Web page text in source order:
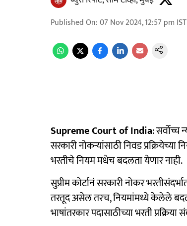
Published On:07 Nov 2024, 12:57 pm IST
Supreme Court of India: सर्वोच्च
सरकारी नोकऱ्यांसाठी निवड प्रक्रियेच्या
भरतीचे नियम मधेच बदलता येणार नाही.
सुप्रीम कोर्टानं सरकारी नोकर
तरतूद असेल तरच, नियमांमध्ये केलेले बदल
भाषांतरकार पदासाठीच्या भरती